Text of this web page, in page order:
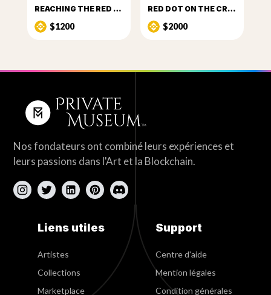
REACHING THE RED DOT
$1200
RED DOT ON THE CROSSROADS_I
$2000
Nos fondateurs ont combiné leurs expériences et
leurs passions dans l'Art et la Blockchain.
Liens utiles
Artistes
Collections
Marketplace
Support
Centre d'aide
Mention légales
Condition générales